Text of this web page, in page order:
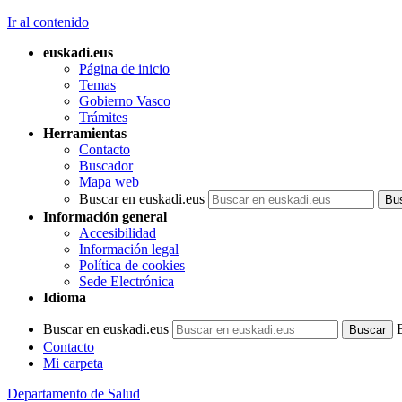
Ir al contenido
euskadi.eus
Página de inicio
Temas
Gobierno Vasco
Trámites
Herramientas
Contacto
Buscador
Mapa web
Buscar en euskadi.eus
Información general
Accesibilidad
Información legal
Política de cookies
Sede Electrónica
Idioma
Buscar en euskadi.eus
Contacto
Mi carpeta
Departamento de Salud